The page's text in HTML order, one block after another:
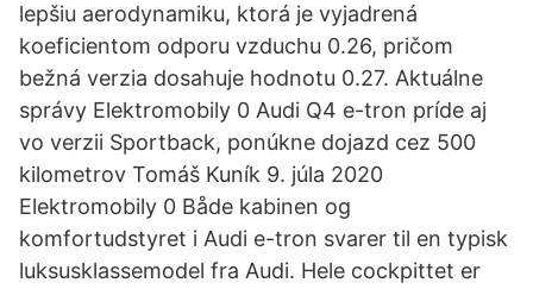
lepšiu aerodynamiku, ktorá je vyjadrená
koeficientom odporu vzduchu 0.26, pričom
bežná verzia dosahuje hodnotu 0.27. Aktuálne
správy Elektromobily 0 Audi Q4 e-tron príde aj
vo verzii Sportback, ponúkne dojazd cez 500
kilometrov Tomáš Kuník 9. júla 2020
Elektromobily 0 Både kabinen og
komfortudstyret i Audi e-tron svarer til en typisk
luksusklassemodel fra Audi. Hele cockpittet er